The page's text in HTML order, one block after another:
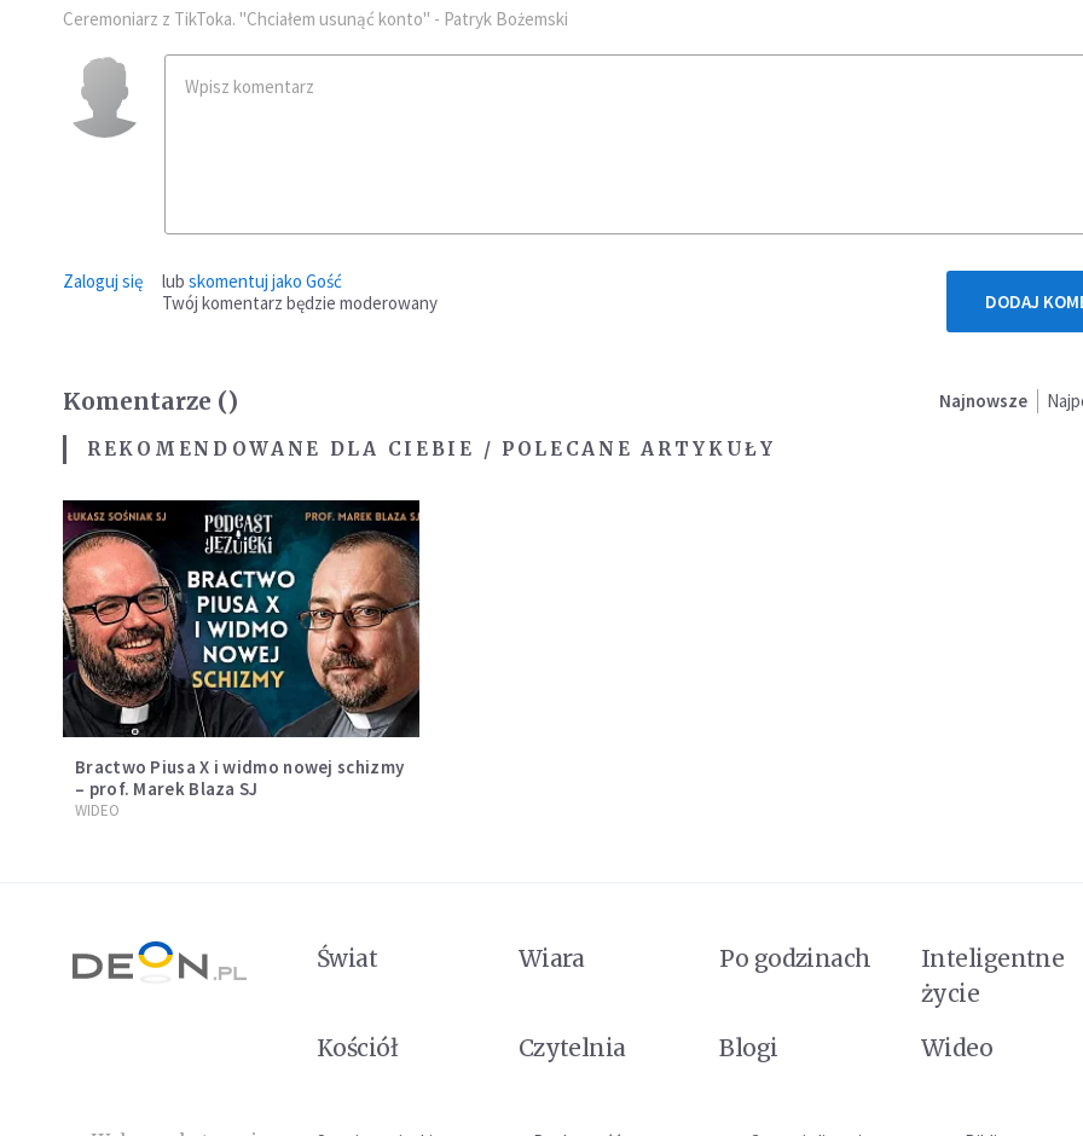
Ceremoniarz z TikToka. "Chciałem usunąć konto" - Patryk Bożemski
Zaloguj się lub skomentuj jako Gość
Twój komentarz będzie moderowany
DODAJ
Komentarze () Najnowsze
REKOMENDOWANE DLA CIEBIE / POLECANE ARTYKUŁY
Bractwo Piusa X i widmo nowej schizmy
– prof. Marek Blaza SJ
WIDEO
Świat Wiara Po godzinach
Inteligentne
życie
Kościół
Czytelnia Blogi Wideo